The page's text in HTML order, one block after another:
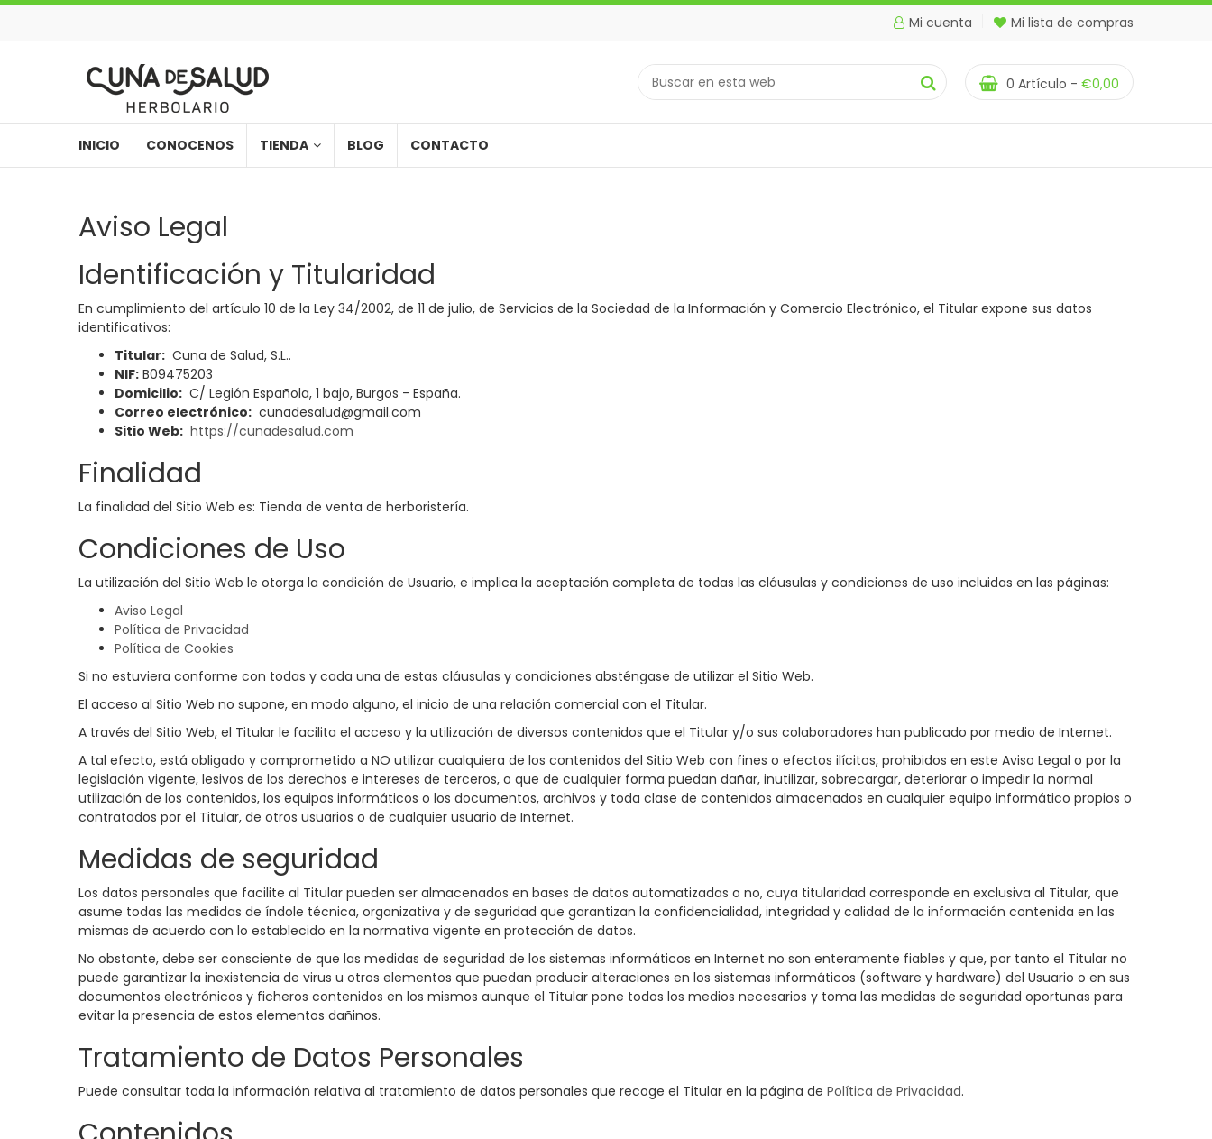
Mi cuenta Mi lista de compras
0 Artículo - €0,00
INICIO CONOCENOS TIENDA BLOG CONTACTO
Aviso Legal
Identificación y Titularidad
En cumplimiento del artículo 10 de la Ley 34/2002, de 11 de julio, de Servicios de la Sociedad de la Información y Comercio Electrónico, el Titular expone sus datos
identificativos:
Titular: Cuna de Salud, S.L..
NIF: B09475203
Domicilio: C/ Legión Española, 1 bajo, Burgos - España.
Correo electrónico: cunadesalud@gmail.com
Sitio Web: https://cunadesalud.com
Finalidad
La finalidad del Sitio Web es: Tienda de venta de herboristería.
Condiciones de Uso
La utilización del Sitio Web le otorga la condición de Usuario, e implica la aceptación completa de todas las cláusulas y condiciones de uso incluidas en las páginas:
Aviso Legal
Política de Privacidad
Política de Cookies
Si no estuviera conforme con todas y cada una de estas cláusulas y condiciones absténgase de utilizar el Sitio Web.
El acceso al Sitio Web no supone, en modo alguno, el inicio de una relación comercial con el Titular.
A través del Sitio Web, el Titular le facilita el acceso y la utilización de diversos contenidos que el Titular y/o sus colaboradores han publicado por medio de Internet.
A tal efecto, está obligado y comprometido a NO utilizar cualquiera de los contenidos del Sitio Web con fines o efectos ilícitos, prohibidos en este Aviso Legal o por la
legislación vigente, lesivos de los derechos e intereses de terceros, o que de cualquier forma puedan dañar, inutilizar, sobrecargar, deteriorar o impedir la normal
utilización de los contenidos, los equipos informáticos o los documentos, archivos y toda clase de contenidos almacenados en cualquier equipo informático propios o
contratados por el Titular, de otros usuarios o de cualquier usuario de Internet.
Medidas de seguridad
Los datos personales que facilite al Titular pueden ser almacenados en bases de datos automatizadas o no, cuya titularidad corresponde en exclusiva al Titular, que
asume todas las medidas de índole técnica, organizativa y de seguridad que garantizan la confidencialidad, integridad y calidad de la información contenida en las
mismas de acuerdo con lo establecido en la normativa vigente en protección de datos.
No obstante, debe ser consciente de que las medidas de seguridad de los sistemas informáticos en Internet no son enteramente fiables y que, por tanto el Titular no
puede garantizar la inexistencia de virus u otros elementos que puedan producir alteraciones en los sistemas informáticos (software y hardware) del Usuario o en sus
documentos electrónicos y ficheros contenidos en los mismos aunque el Titular pone todos los medios necesarios y toma las medidas de seguridad oportunas para
evitar la presencia de estos elementos dañinos.
Tratamiento de Datos Personales
Puede consultar toda la información relativa al tratamiento de datos personales que recoge el Titular en la página de Política de Privacidad.